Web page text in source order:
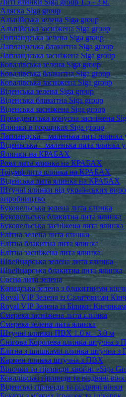
Литі ялинки Siga group 1.5 - 3 м.
Аляска Siga group
Альпійська зелена Siga group
Альпійська засніжена Siga group
Лапландська зелена Siga group
Лапландська блакитна Siga group
Лапландська засніжена Siga group
Ковалівська зелена Siga group
Ковалівська блакитна Siga group
Ковалівська засніжена Siga group
Віденська зелена Siga group
Віденська блакитна Siga group
Віденська засніжена Siga group
Презедентська конусна засніжена
Ялинки в горщиках Siga group
Лапландска – маленька лита
Віденьська – маленька лита ялинка
Ялинки на КРАБАХ
Роял лита ялинка на КРАБАХ
Тріумф лита ялинка на КРАБАХ
Віденська лита ялинка на КРАБАХ
Штучні ялинки від українських
виробництво
Буковельська зелена лита ялинка
Буковельська блакитна лита ялинка
Буковельська засніжена лита ялинка
Елітна зелена лита ялинка
Елітна блакитна лита ялинка
Елітна засніжена лита ялинка
Швейцарська зелена лита ялинка
Швейцарська блакитна лита ялинка
Сосна лита зелена
Канадська зелена з блакитними
Royal VIP Зелена із Салатовими
Royal VIP Зелена із Білими
Смерека засніжена лита ялинка
Смерека зелена лита ялинка
Штучні ялинки ПВХ 1.0 м - 3.0 м
Снігова Королева ялинка штучна з
Елітна з шишками ялинка штучна
Кармен ялинка штучна з ПВХ
Віночки та гірлянди хвойні «Siga
Ковалівські гірлянди та різдвяні
Віденські гірлянди та різдвяні вінки